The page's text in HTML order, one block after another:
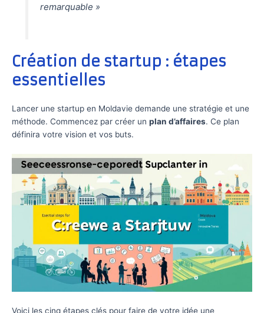
remarquable »
Création de startup : étapes
essentielles
Lancer une startup en Moldavie demande une stratégie et une
méthode. Commencez par créer un plan d’affaires. Ce plan
définira votre vision et vos buts.
Voici les cinq étapes clés pour faire de votre idée une